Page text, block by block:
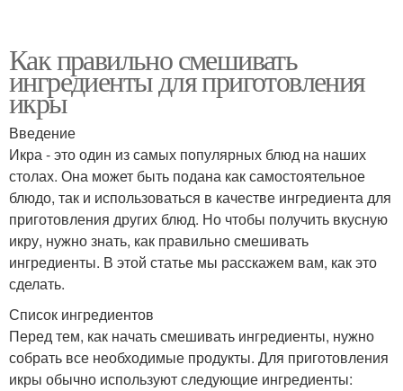
Как правильно смешивать
ингредиенты для приготовления
икры
Введение
Икра - это один из самых популярных блюд на наших
столах. Она может быть подана как самостоятельное
блюдо, так и использоваться в качестве ингредиента для
приготовления других блюд. Но чтобы получить вкусную
икру, нужно знать, как правильно смешивать
ингредиенты. В этой статье мы расскажем вам, как это
сделать.
Список ингредиентов
Перед тем, как начать смешивать ингредиенты, нужно
собрать все необходимые продукты. Для приготовления
икры обычно используют следующие ингредиенты: